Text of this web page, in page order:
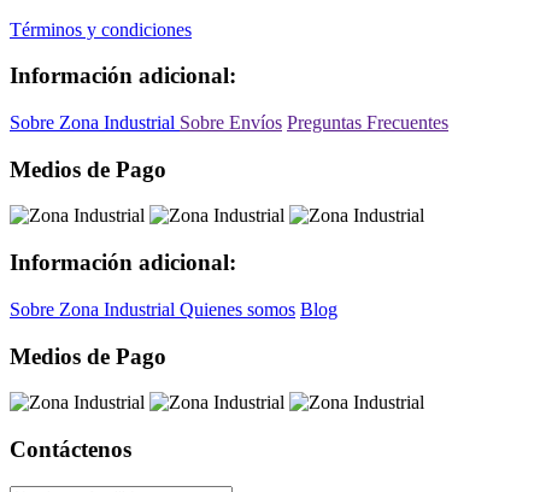
Términos y condiciones
Información adicional:
Sobre Zona Industrial Sobre Envíos Preguntas Frecuentes
Medios de Pago
Información adicional:
Sobre Zona Industrial Quienes somos Blog
Medios de Pago
Contáctenos